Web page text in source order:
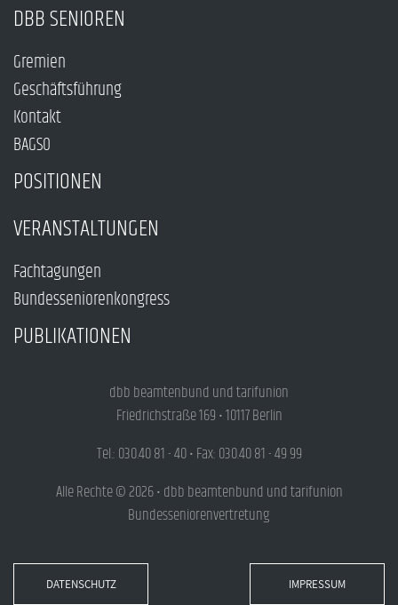
DBB SENIOREN
Gremien
Geschäftsführung
Kontakt
BAGSO
POSITIONEN
VERANSTALTUNGEN
Fachtagungen
Bundesseniorenkongress
PUBLIKATIONEN
dbb beamtenbund und tarifunion
Friedrichstraße 169 • 10117 Berlin
Tel.: 030.40 81 - 40 • Fax: 030.40 81 - 49 99
Alle Rechte © 2026 • dbb beamtenbund und tarifunion
Bundesseniorenvertretung
DATENSCHUTZ IMPRESSUM